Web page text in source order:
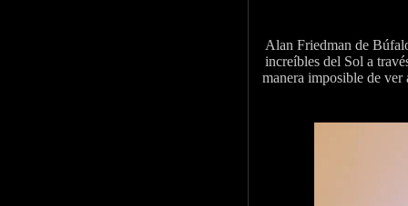
Alan Friedman de
increíbles del Sol a
manera imposible de ver